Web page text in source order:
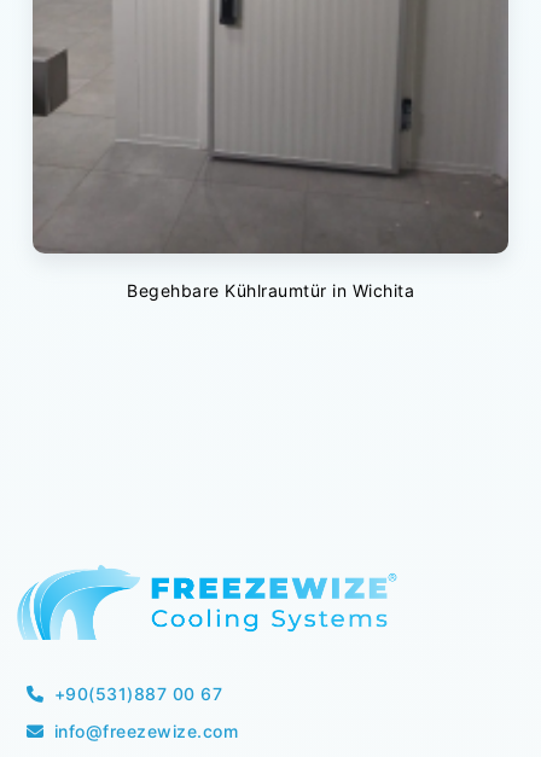
Begehbare Kühlraumtür in Wichita
+90(531)887 00 67
info@freezewize.com